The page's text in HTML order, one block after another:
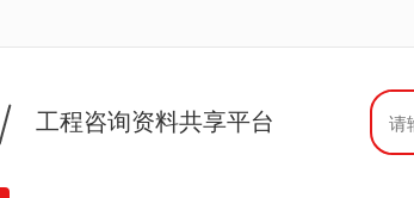
工程咨询资料共享平台